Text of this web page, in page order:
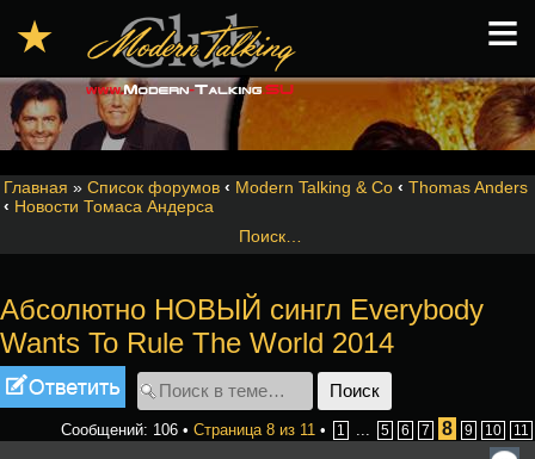
Главная » Список форумов ‹ Modern Talking & Co ‹ Thomas Anders
‹ Новости Томаса Андерса
Поиск…
Абсолютно НОВЫЙ сингл Everybody
Wants To Rule The World 2014
Ответить
Сообщений: 106 • Страница 8 из 11 • 1 5 6 7 8 9 10 11
★ ≡